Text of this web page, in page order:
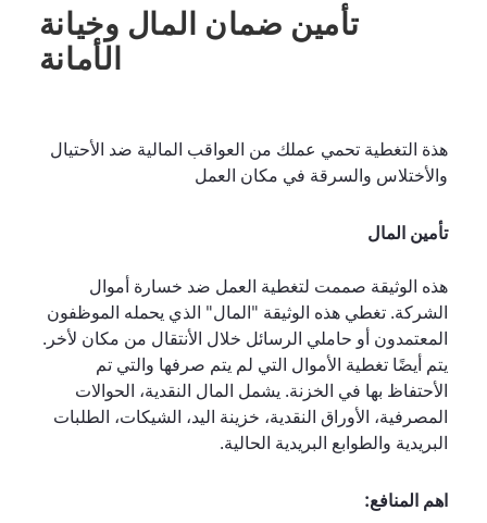
تأمين ضمان المال وخيانة
الأمانة
هذة التغطية تحمي عملك من العواقب المالية ضد الأحتيال
والأختلاس والسرقة في مكان العمل
تأمين المال
هذه الوثيقة صممت لتغطية العمل ضد خسارة أموال
الشركة. تغطي هذه الوثيقة "المال" الذي يحمله الموظفون
المعتمدون أو حاملي الرسائل خلال الأنتقال من مكان لأخر.
يتم أيضًا تغطية الأموال التي لم يتم صرفها والتي تم
الأحتفاظ بها في الخزنة. يشمل المال النقدية، الحوالات
المصرفية، الأوراق النقدية، خزينة اليد، الشيكات، الطلبات
البريدية والطوابع البريدية الحالية.
اهم المنافع: